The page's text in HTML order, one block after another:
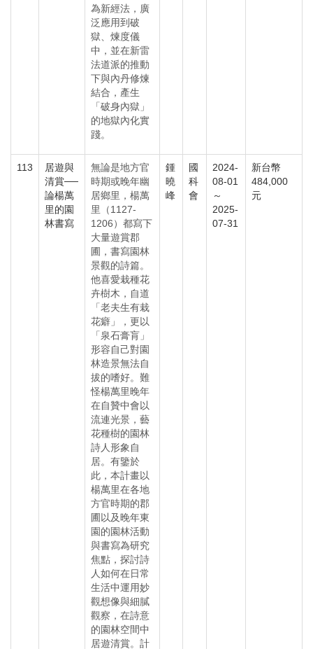
為新經法，廣
泛應用到破
獄、煉度儀
中，並在新雷
法道派的推動
下與內丹修煉
結合，產生
「破身內獄」
的地獄內化實
踐。
113
居遊與
清賞──
論楊萬
里的園
林書寫
無論是地方官
時期或晚年幽
居鄉里，楊萬
里（1127-
1206）都寫下
大量遊賞郡
圃，書寫園林
景觀的詩篇。
他喜愛栽種花
卉樹木，自道
「老夫生有栽
花癖」，更以
「泉石膏肓」
形容自己對園
林造景無法自
拔的嗜好。難
怪楊萬里晚年
在自贊中會以
流連光景，藝
花種樹的園林
詩人形象自
居。有鑒於
此，本計畫以
楊萬里在各地
方官時期的郡
圃以及晚年東
園的園林活動
與書寫為研究
焦點，探討詩
人如何在日常
生活中運用妙
觀想像與細膩
觀察，在詩意
的園林空間中
居遊清賞。計
鍾
曉
峰
國
科
會
2024-
08-01
～
2025-
07-31
新台幣
484,000
元